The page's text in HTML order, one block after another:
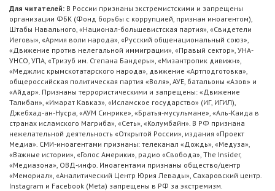
Для читателей: В России признаны экстремистскими и запрещены
организации ФБК (Фонд борьбы с коррупцией, признан иноагентом),
Штабы Навального, «Национал-большевистская партия», «Свидетели
Иеговы», «Армия воли народа», «Русский общенациональный союз»,
«Движение против нелегальной иммиграции», «Правый сектор», УНА-
УНСО, УПА, «Тризуб им. Степана Бандеры», «Мизантропик дивижн»,
«Меджлис крымскотатарского народа», движение «Артподготовка»,
общероссийская политическая партия «Воля», АУЕ, батальоны «Азов» и
«Айдар». Признаны террористическими и запрещены: «Движение
Талибан», «Имарат Кавказ», «Исламское государство» (ИГ, ИГИЛ),
Джебхад-ан-Нусра, «АУМ Синрике», «Братья-мусульмане», «Аль-Каида в
странах исламского Магриба», «Сеть», «Колумбайн». В РФ признана
нежелательной деятельность «Открытой России», издания «Проект
Медиа». СМИ-иноагентами признаны: телеканал «Дождь», «Медуза»,
«Важные истории», «Голос Америки», радио «Свобода», The Insider,
«Медиазона», ОВД-инфо. Иноагентами признаны общество/центр
«Мемориал», «Аналитический Центр Юрия Левады», Сахаровский центр.
Instagram и Facebook (Metа) запрещены в РФ за экстремизм.